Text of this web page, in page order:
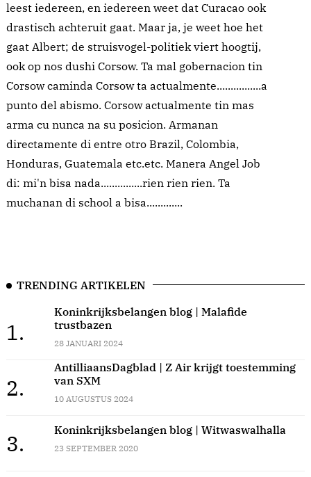
leest iedereen, en iedereen weet dat Curacao ook
drastisch achteruit gaat. Maar ja, je weet hoe het
gaat Albert; de struisvogel-politiek viert hoogtij,
ook op nos dushi Corsow. Ta mal gobernacion tin
Corsow caminda Corsow ta actualmente................a
punto del abismo. Corsow actualmente tin mas
arma cu nunca na su posicion. Armanan
directamente di entre otro Brazil, Colombia,
Honduras, Guatemala etc.etc. Manera Angel Job
di: mi'n bisa nada...............rien rien rien. Ta
muchanan di school a bisa.............
TRENDING ARTIKELEN
1.
Koninkrijksbelangen blog | Malafide
trustbazen
28 JANUARI 2024
2.
AntilliaansDagblad | Z Air krijgt toestemming
van SXM
10 AUGUSTUS 2024
3.
Koninkrijksbelangen blog | Witwaswalhalla
23 SEPTEMBER 2020